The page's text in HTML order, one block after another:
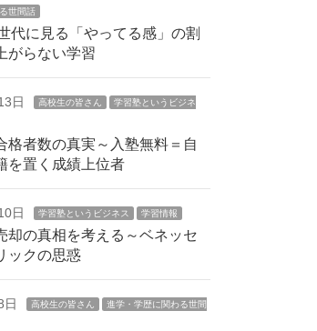
世間話
代に見る「やってる感」の割
がらない学習
日 高校生の皆さん
学習塾というビジネ
格者数の真実～入塾無料＝自
を置く成績上位者
日 学習塾というビジネス 学習情報
却の真相を考える～ベネッセ
ックの思惑
日 高校生の皆さん
進学・学歴に関わる世間